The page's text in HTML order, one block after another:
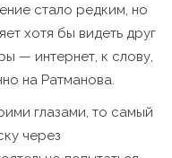
стало редким, но
хотя бы видеть друг
— интернет, к слову,
на Ратманова.
глазами, то самый
через